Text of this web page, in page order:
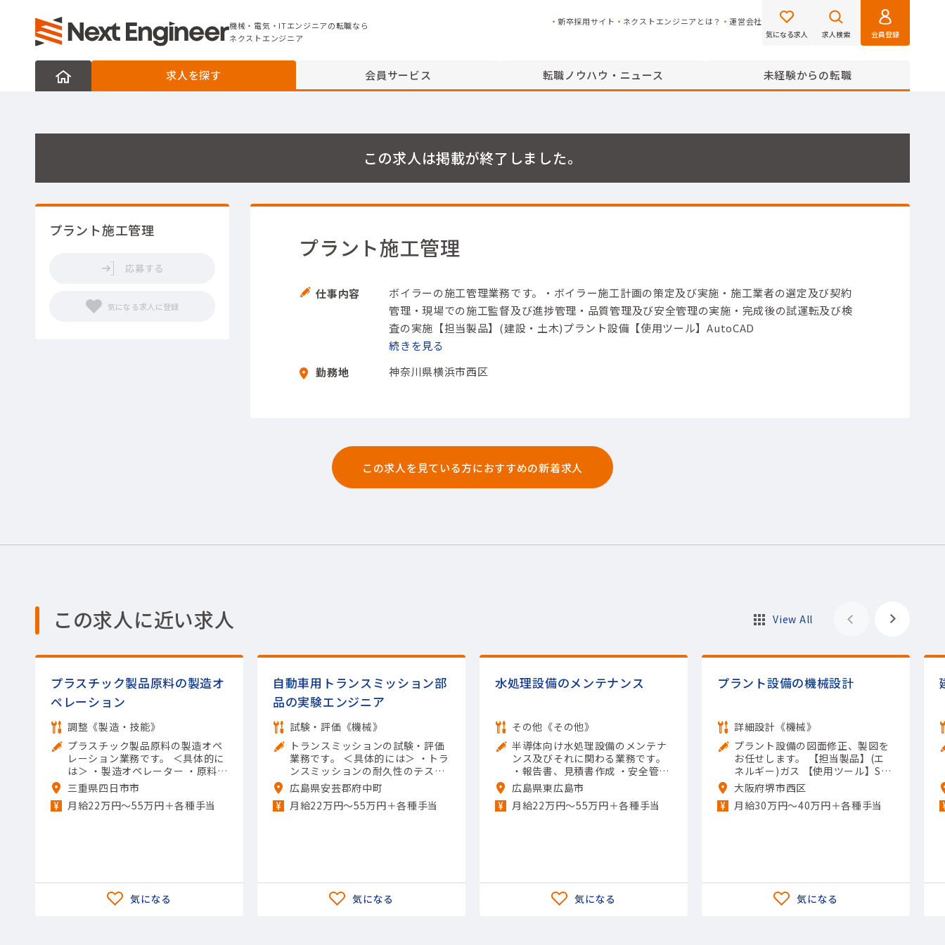
機械・電気・ITエンジニアの転職なら
機械・電気・ITエンジニアの転職なら
ネクストエンジニア
新卒採用サイト ネクストエンジニアとは？ 運営会社
気になる求人 求人検索 会員登録
求人を探す 会員サービス 転職ノウハウ・ニュース 未経験からの転職
この求人は掲載が終了しました。
プラント施工管理
応募する
プラント施工管理
仕事内容 ボイラーの施工管理業務です。 ・ボイラー施工計画の策定及び実施 ・施工業者の選定及び契約
管理 ・現場での施工監督及び進捗管理 ・品質管理及び安全管理の実施 ・完成後の試運転及び検
査の実施 【担当製品】(建設・土木)プラント設備 【使用ツール】AutoCAD
続きを
勤務地
神奈川県横浜市西区
この求人を見ている方におすすめの新着求人
この求人に近い求人 View All
プラスチック製品原料の製造オ
ペレーション
調整《製造・技能》
プラスチック製品原料の製造オペ
レーション業務です。 ＜具体的に
は＞ ・製造オペレーター ・原料の
投入 ・機械の操作や清掃 ・メンテ
ナンスなど 【担当製品】(素材・
素材加工品)石油化学製品 【使用
三重県四日市市
月給22万円〜55万円＋各種手当
自動車用トランスミッション部
品の実験エンジニア
試験・評価《機械》
トランスミッションの試験・評価
業務です。 ＜具体的には＞ ・トラ
ンスミッションの耐久性のテスト
実施 ・製品の熱への強さの評価 ・
構造上の強度の確認 ・異音や揺れ
が発生しないかのチェック ・テス
広島県安芸郡府中町
月給22万円〜55万円＋各種手当
水処理設備のメンテナンス
その他《その他》
半導体向け水処理設備のメンテナ
ンス及びそれに関わる業務です。
・報告書、見積書作成 ・安全管理
・品質管理など 【担当製品】(半
導体関連)その他半導体関連 【使
用ツール】Excel（入力）; その他
広島県東広島市
月給22万円〜55万円＋各種手当
プラント設備の機械設計
詳細設計《機械》
プラント設備の図面修正、製図を
お任せします。 【担当製品】(エ
ネルギー)ガス 【使用ツール】Sol
idWorks; Inventor; AutoCAD（2
D）
大阪府堺市西区
月給30万円～40万円＋各種手当